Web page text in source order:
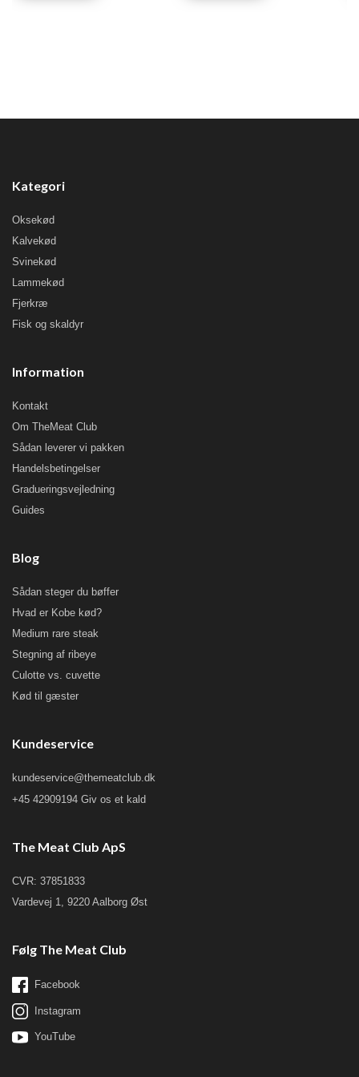
Kategori
Oksekød
Kalvekød
Svinekød
Lammekød
Fjerkræ
Fisk og skaldyr
Information
Kontakt
Om TheMeat Club
Sådan leverer vi pakken
Handelsbetingelser
Gradueringsvejledning
Guides
Blog
Sådan steger du bøffer
Hvad er Kobe kød?
Medium rare steak
Stegning af ribeye
Culotte vs. cuvette
Kød til gæster
Kundeservice
kundeservice@themeatclub.dk
+45 42909194 Giv os et kald
The Meat Club ApS
CVR: 37851833
Vardevej 1, 9220 Aalborg Øst
Følg The Meat Club
Facebook
Instagram
YouTube